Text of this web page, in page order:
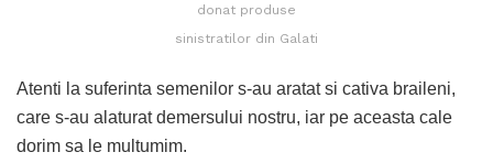
donat produse
sinistratilor din Galati
Atenti la suferinta semenilor s-au aratat si cativa braileni,
care s-au alaturat demersului nostru, iar pe aceasta cale
dorim sa le multumim.